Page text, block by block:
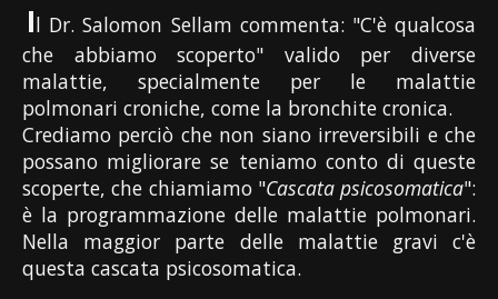
Il Dr. Salomon Sellam commenta: "C'è qualcosa
che abbiamo scoperto" valido per diverse
malattie, specialmente per le malattie
polmonari croniche, come la bronchite cronica.
Crediamo perciò che non siano irreversibili e che
possano migliorare se teniamo conto di queste
scoperte, che chiamiamo "Cascata psicosomatica":
è la programmazione delle malattie polmonari.
Nella maggior parte delle malattie gravi c'è
questa cascata psicosomatica.